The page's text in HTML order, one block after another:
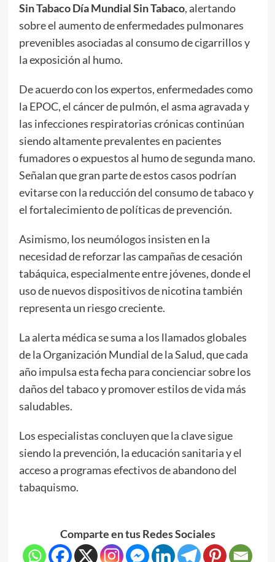
Sin Tabaco Día Mundial Sin Tabaco, alertando
sobre el aumento de enfermedades pulmonares
prevenibles asociadas al consumo de cigarrillos y
la exposición al humo.
De acuerdo con los expertos, enfermedades como
la EPOC, el cáncer de pulmón, el asma agravada y
las infecciones respiratorias crónicas continúan
siendo altamente prevalentes en pacientes
fumadores o expuestos al humo de segunda mano.
Señalan que gran parte de estos casos podrían
evitarse con la reducción del consumo de tabaco y
el fortalecimiento de políticas de prevención.
Asimismo, los neumólogos insisten en la
necesidad de reforzar las campañas de cesación
tabáquica, especialmente entre jóvenes, donde el
uso de nuevos dispositivos de nicotina también
representa un riesgo creciente.
La alerta médica se suma a los llamados globales
de la Organización Mundial de la Salud, que cada
año impulsa esta fecha para concienciar sobre los
daños del tabaco y promover estilos de vida más
saludables.
Los especialistas concluyen que la clave sigue
siendo la prevención, la educación sanitaria y el
acceso a programas efectivos de abandono del
tabaquismo.
Comparte en tus Redes Sociales